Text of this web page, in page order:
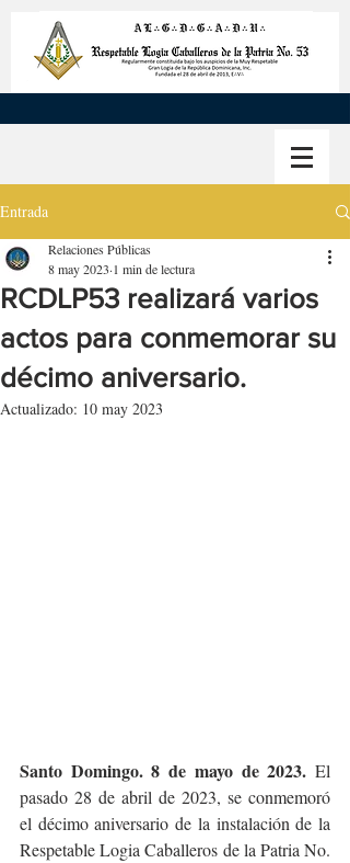
Entrada
RCDLP53 realizará varios
actos para conmemorar su
décimo aniversario.
Relaciones Públicas
8 may 2023 1 min de lectura
Actualizado: 10 may 2023
Santo Domingo. 8 de mayo de 2023. El
pasado 28 de abril de 2023, se conmemoró
el décimo aniversario de la instalación de la
Respetable Logia Caballeros de la Patria No.